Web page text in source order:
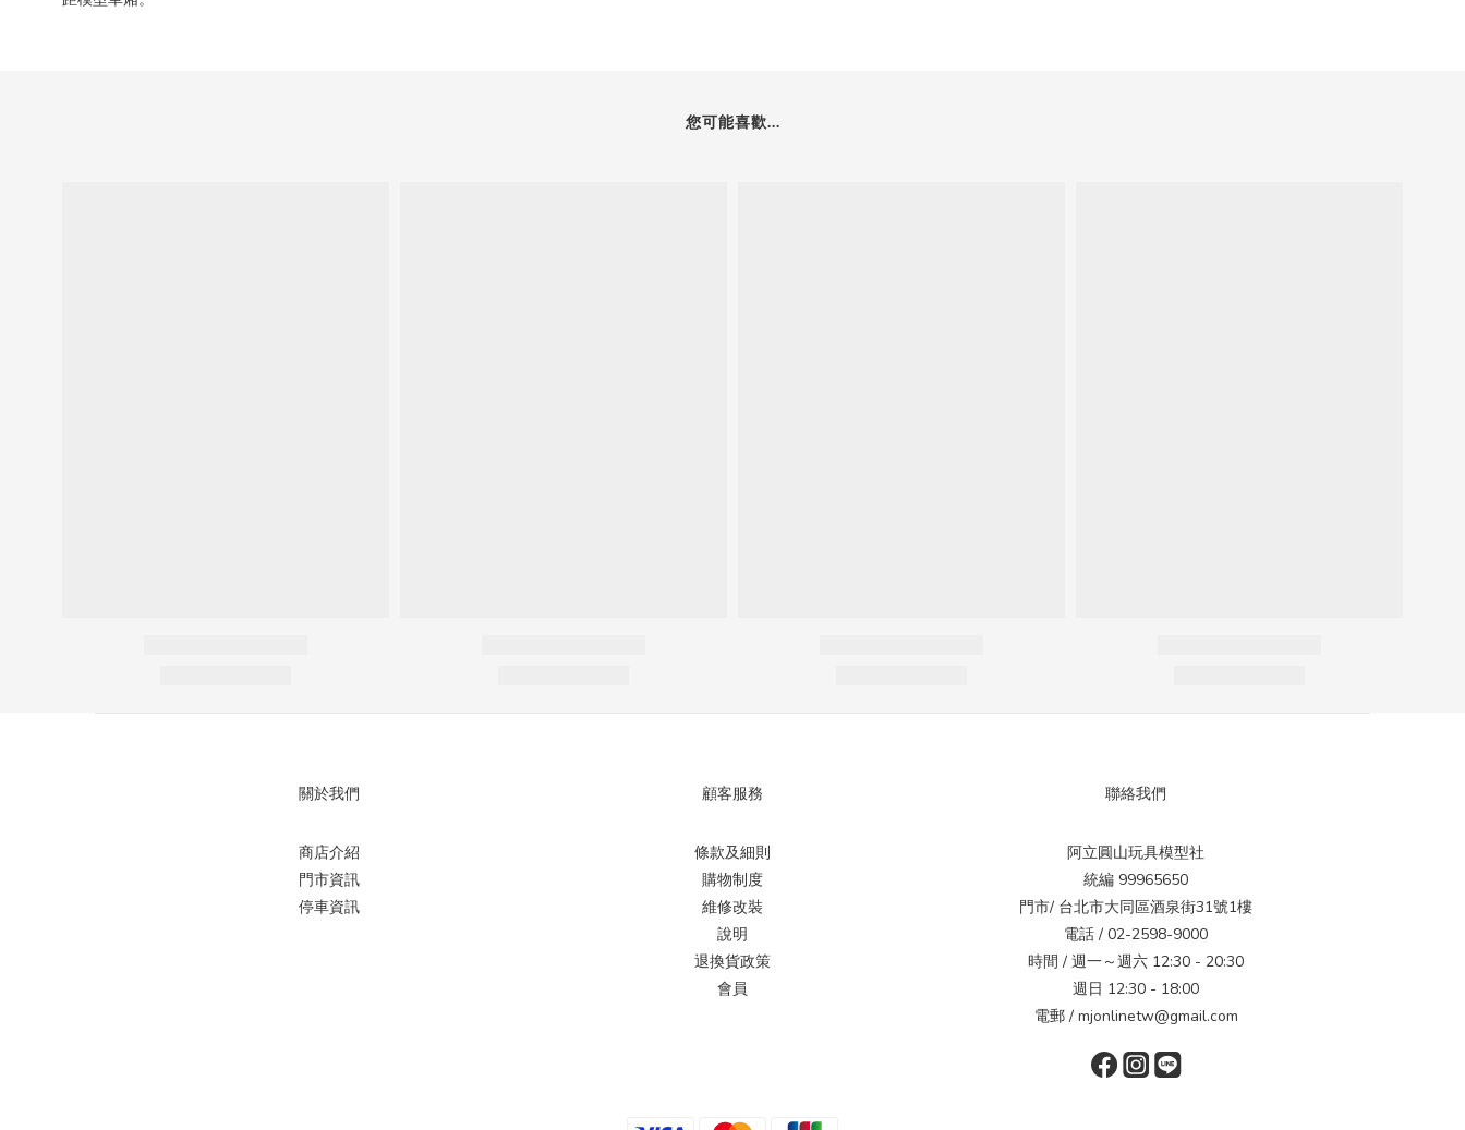
您可能喜歡...
關於我們
商店介紹
門市資訊
停車資訊
顧客服務
條款及細則
購物制度
維修改裝
說明
退換貨政策
會員
聯絡我們
阿立圓山玩具模型社
統編 99965650
門市/ 台北市大同區酒泉街31號1樓
電話 / 02-2598-9000
時間 / 週一～週六 12:30 - 20:30
週日 12:30 - 18:00
電郵 / mjonlinetw@gmail.com